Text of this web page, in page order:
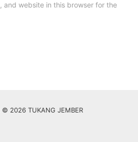
and website in this browser for the
2026 TUKANG JEMBER